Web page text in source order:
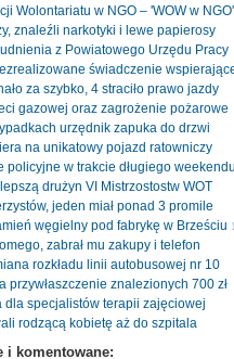
Wolontariatu w NGO – 'WOW w NGO'
znaleźli narkotyki i lewe papierosy
z Powiatowego Urzędu Pracy
świadczenie
za szybko, 4 straciło prawo jazdy
gazowej oraz zagrożenie pożarowe
urzędnik zapuka do drzwi
na unikatowy pojazd ratowniczy
policyjne w trakcie długiego weekendu
drużyn VI Mistrzostostw WOT
jeden miał ponad 3 promile
węgielny pod fabrykę w Brześciu
zabrał mu zakupy i telefon
rozkładu linii autobusowej nr 10
przywłaszczenie znalezionych 700 zł
dla specjalistów terapii zajęciowej
rodzącą kobietę aż do szpitala
i komentowane: